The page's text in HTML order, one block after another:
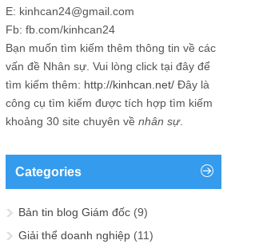
E: kinhcan24@gmail.com
Fb: fb.com/kinhcan24
Bạn muốn tìm kiếm thêm thông tin về các
vấn đề Nhân sự . Vui lòng click tại đây để
tìm kiếm thêm: http://kinhcan.net/ Đây là
công cụ tìm kiếm được tích hợp tìm kiếm
khoảng 30 site chuyên về nhân sự.
Categories
Bản tin blog Giám đốc (9)
Giải thể doanh nghiệp (11)